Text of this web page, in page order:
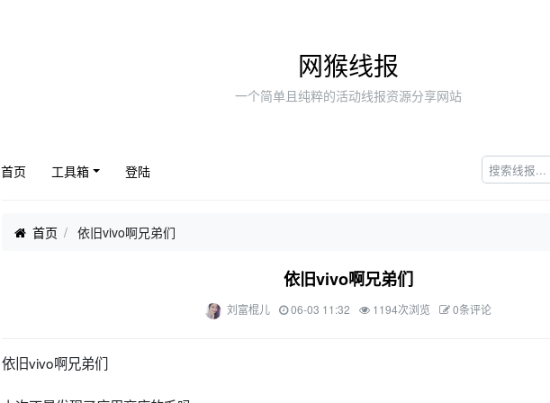
网猴线报
一个简单且纯粹的活动线报资源分享网站
首页 工具箱 登陆
首页 依旧vivo啊兄弟们
依旧vivo啊兄弟们
刘富棍儿 06-03 11:32 1194次浏览 0条评论
依旧vivo啊兄弟们